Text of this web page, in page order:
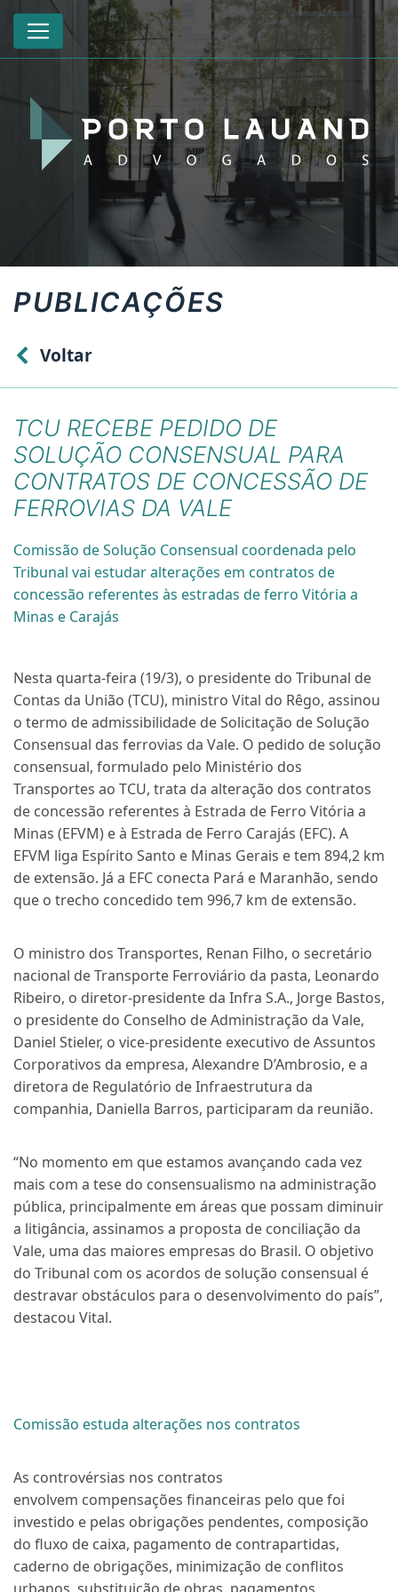
PUBLICAÇÕES
Voltar
TCU RECEBE PEDIDO DE
SOLUÇÃO CONSENSUAL PARA
CONTRATOS DE CONCESSÃO DE
FERROVIAS DA VALE
Comissão de Solução Consensual coordenada pelo
Tribunal vai estudar alterações em contratos de
concessão referentes às estradas de ferro Vitória a
Minas e Carajás
Nesta quarta-feira (19/3), o presidente do Tribunal de
Contas da União (TCU), ministro Vital do Rêgo, assinou
o termo deadmissibilidade de Solicitação de Solução
Consensual das ferrovias da Vale. O pedido de solução
consensual, formulado pelo Ministério dos
Transportes ao TCU, trata da alteração dos contratos
de concessão referentes à Estrada de Ferro Vitória a
Minas (EFVM) e à Estrada de Ferro Carajás (EFC). A
EFVM liga Espírito Santo e Minas Gerais e tem 894,2 km
de extensão. Já a EFC conecta Pará e Maranhão, sendo
que o trecho concedido tem 996,7 km de extensão.
O ministro dos Transportes, Renan Filho, o secretário
nacional de Transporte Ferroviário da pasta, Leonardo
Ribeiro, o diretor-presidente da Infra S.A., Jorge Bastos,
o presidente do Conselho de Administração da Vale,
Daniel Stieler, o vice-presidente executivo de Assuntos
Corporativos da empresa, Alexandre D’Ambrosio, e a
diretora de Regulatório de Infraestrutura da
companhia, Daniella Barros, participaram da reunião.
“No momento em que estamos avançando cada vez
mais com a tese do consensualismo na administração
pública, principalmente em áreas que possam diminuir
a litigância, assinamos a proposta de conciliação da
Vale, uma das maiores empresas do Brasil. O objetivo
do Tribunal com os acordos de solução consensual é
destravar obstáculos para o desenvolvimento do país”,
destacou Vital.
Comissão estuda alterações nos contratos
As controvérsias nos contratos
envolvem compensações financeiras pelo que foi
investido e pelas obrigações pendentes, composição
do fluxo de caixa, pagamento de contrapartidas,
caderno de obrigações, minimização de conflitos